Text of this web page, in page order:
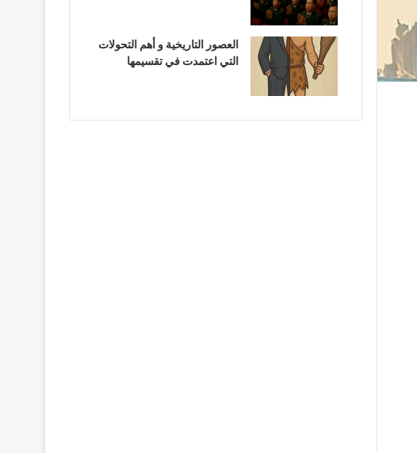
العصور التاريخية و أهم التحولات
التي اعتمدت في تقسيمها